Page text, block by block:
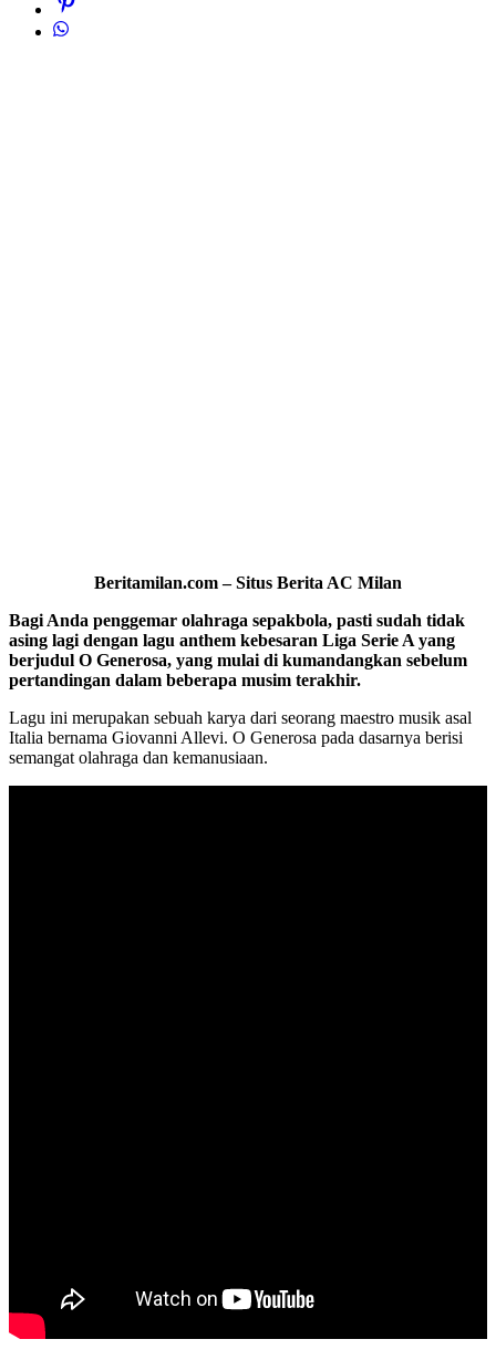
Beritamilan.com – Situs Berita AC Milan
Bagi Anda penggemar olahraga sepakbola, pasti sudah tidak
asing lagi dengan lagu anthem kebesaran Liga Serie A yang
berjudul O Generosa, yang mulai di kumandangkan sebelum
pertandingan dalam beberapa musim terakhir.
Lagu ini merupakan sebuah karya dari seorang maestro musik asal
Italia bernama Giovanni Allevi. O Generosa pada dasarnya berisi
semangat olahraga dan kemanusiaan.